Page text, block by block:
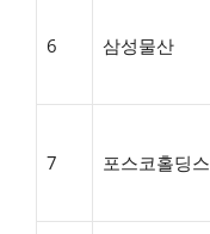
6 삼성물산
7 포스코홀딩스